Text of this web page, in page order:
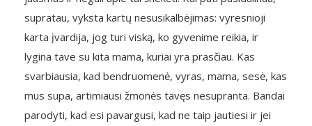
supratau, vyksta kartų nesusikalbėjimas: vyresnioji
karta įvardija, jog turi viską, ko gyvenime reikia, ir
lygina tave su kita mama, kuriai yra prasčiau. Kas
svarbiausia, kad bendruomenė, vyras, mama, sesė, kas
mus supa, artimiausi žmonės tavęs nesupranta. Bandai
parodyti, kad esi pavargusi, kad ne taip jautiesi ir jei